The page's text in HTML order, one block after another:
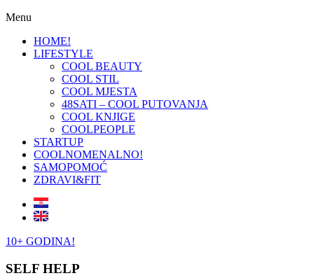
Menu
HOME!
LIFESTYLE
COOL BEAUTY
COOL STIL
COOL MJESTA
48SATI – COOL PUTOVANJA
COOL KNJIGE
COOLPEOPLE
STARTUP
COOLNOMENALNO!
SAMOPOMOĆ
ZDRAVI&FIT
10+ GODINA!
SELF HELP